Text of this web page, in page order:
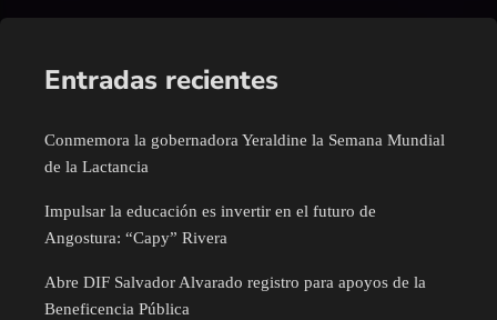
Entradas recientes
Conmemora la gobernadora Yeraldine la Semana Mundial
de la Lactancia
Impulsar la educación es invertir en el futuro de
Angostura: “Capy” Rivera
Abre DIF Salvador Alvarado registro para apoyos de la
Beneficencia Pública